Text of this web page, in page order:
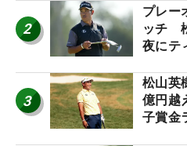
2
プレー
ッチ
夜にテ
3
松山英
億円越
子賞金